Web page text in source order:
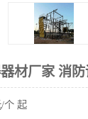
材厂家 消
个 起